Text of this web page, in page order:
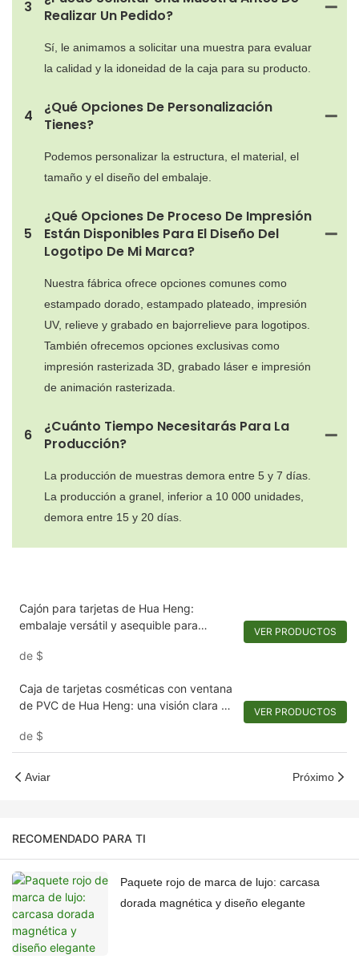
3
Realizar Un Pedido?
Sí, le animamos a solicitar una muestra para evaluar
la calidad y la idoneidad de la caja para su producto.
4
¿Qué Opciones De Personalización
Tienes?
Podemos personalizar la estructura, el material, el
tamaño y el diseño del embalaje.
5
¿Qué Opciones De Proceso De Impresión
Están Disponibles Para El Diseño Del
Logotipo De Mi Marca?
Nuestra fábrica ofrece opciones comunes como
estampado dorado, estampado plateado, impresión
UV, relieve y grabado en bajorrelieve para logotipos.
También ofrecemos opciones exclusivas como
impresión rasterizada 3D, grabado láser e impresión
de animación rasterizada.
6
¿Cuánto Tiempo Necesitarás Para La
Producción?
La producción de muestras demora entre 5 y 7 días.
La producción a granel, inferior a 10 000 unidades,
demora entre 15 y 20 días.
Cajón para tarjetas de Hua Heng:
embalaje versátil y asequible para
de $
VER PRODUCTOS
Caja de tarjetas cosméticas con ventana
de PVC de Hua Heng: una visión clara de
de $
VER PRODUCTOS
Aviar Próximo
RECOMENDADO PARA TI
Paquete rojo de marca de lujo: carcasa
dorada magnética y diseño elegante